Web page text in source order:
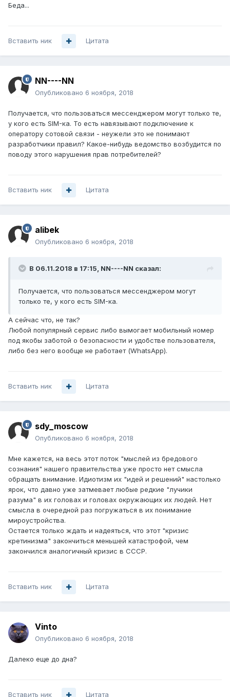
Беда...
Вставить ник Цитата
NN----NN
Опубликовано 6 ноября, 2018
Получается, что пользоваться мессенджером могут только те,
у кого есть SIM-ка. То есть навязывают подключение к
оператору сотовой связи - неужели это не понимают
разработчики правил? Какое-нибудь ведомство возбудится по
поводу этого нарушения прав потребителей?
Вставить ник Цитата
alibek
Опубликовано 6 ноября, 2018
В 06.11.2018 в 17:15, NN----NN сказал:
Получается, что пользоваться мессенджером могут
только те, у кого есть SIM-ка.
А сейчас что, не так?
Любой популярный сервис либо вымогает мобильный номер
под якобы заботой о безопасности и удобстве пользователя,
либо без него вообще не работает (WhatsApp).
Вставить ник Цитата
sdy_moscow
Опубликовано 6 ноября, 2018
Мне кажется, на весь этот поток "мыслей из бредового
сознания" нашего правительства уже просто нет смысла
обращать внимание. Идиотизм их "идей и решений" настолько
ярок, что давно уже затмевает любые редкие "лучики
разума" в их головах и головах окружающих их людей. Нет
смысла в очередной раз погружаться в их понимание
мироустройства.
Остается только ждать и надеяться, что этот "кризис
кретинизма" закончиться меньшей катастрофой, чем
закончился аналогичный кризис в СССР.
Вставить ник Цитата
Vinto
Опубликовано 6 ноября, 2018
Далеко еще до дна?
Вставить ник Цитата